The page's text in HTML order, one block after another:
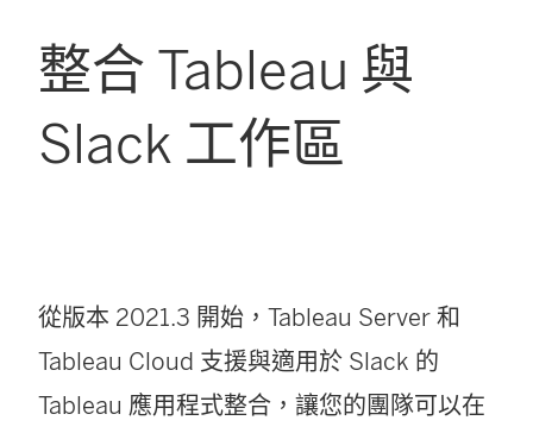
整合 Tableau 與
Slack 工作區
從版本 2021.3 開始，Tableau Server 和
Tableau Cloud 支援與適用於 Slack 的
Tableau 應用程式整合，讓您的團隊可以在